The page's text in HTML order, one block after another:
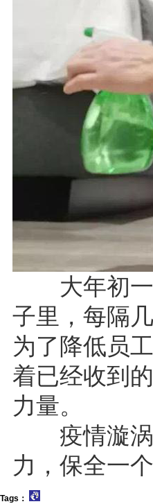
大年初一
子里，每隔
为了降低员
着已经收到
力量。
疫情漩涡
力，保全一
Tags：